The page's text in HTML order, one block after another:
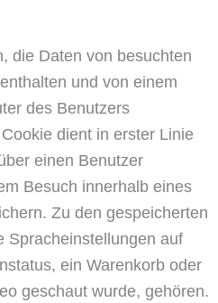
die Daten von besuchten
und von einem
des Benutzers
dient in erster Linie
einen Benutzer
Besuch innerhalb eines
Zu den gespeicherten
Spracheinstellungen auf
ein Warenkorb oder
geschaut wurde, gehören.